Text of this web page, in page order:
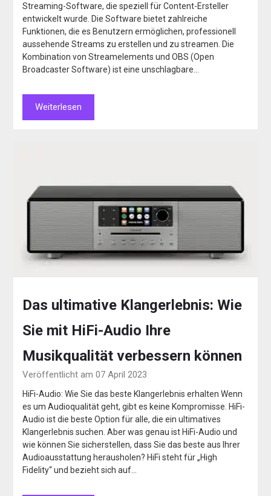
Streaming-Software, die speziell für Content-Ersteller
entwickelt wurde. Die Software bietet zahlreiche
Funktionen, die es Benutzern ermöglichen, professionell
aussehende Streams zu erstellen und zu streamen. Die
Kombination von Streamelements und OBS (Open
Broadcaster Software) ist eine unschlagbare…
Weiterlesen
Das ultimative Klangerlebnis: Wie
Sie mit HiFi-Audio Ihre
Musikqualität verbessern können
Veröffentlicht am 07 April 2023
HiFi-Audio: Wie Sie das beste Klangerlebnis erhalten Wenn
es um Audioqualität geht, gibt es keine Kompromisse. HiFi-
Audio ist die beste Option für alle, die ein ultimatives
Klangerlebnis suchen. Aber was genau ist HiFi-Audio und
wie können Sie sicherstellen, dass Sie das beste aus Ihrer
Audioausstattung herausholen? HiFi steht für „High
Fidelity“ und bezieht sich auf…